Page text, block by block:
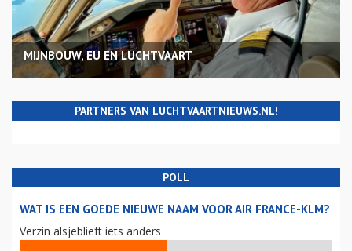
MIJNBOUW, EU EN LUCHTVAART
PARTNERS VAN LUCHTVAARTNIEUWS.NL!
POLL
WAT IS EEN GOEDE NIEUWE NAAM VOOR AIR FRANCE-KLM?
Verzin alsjeblieft iets anders